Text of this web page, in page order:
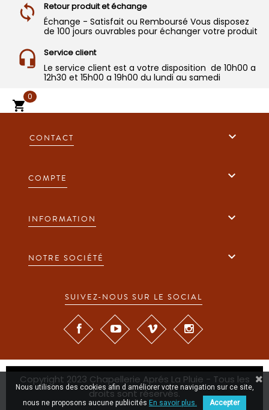
Retour produit et échange
Échange - Satisfait ou Remboursé Vous disposez
de 100 jours ouvrables pour échanger votre produit
Service client
Le service client est a votre disposition de 10h00 a
12h30 et 15h00 a 19h00 du lundi au samedi
CONTACT 
COMPTE 
INFORMATION 
NOTRE SOCIÉTÉ 
SUIVEZ-NOUS SUR LE SOCIAL
Copyright 2023 Chapellerie Aprés La Pluie - Tous les
droits sont réservés.

0
Nous utilisons des cookies afin d améliorer votre navigation sur ce site,
nous ne proposons aucune publicités En savoir plus. Accepter